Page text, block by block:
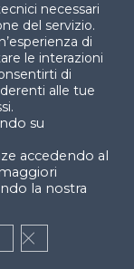
Dipartimento
necessari
del servizio.
di
le interazioni
di
alle tue
su
accedendo al
la nostra
Close GDPR